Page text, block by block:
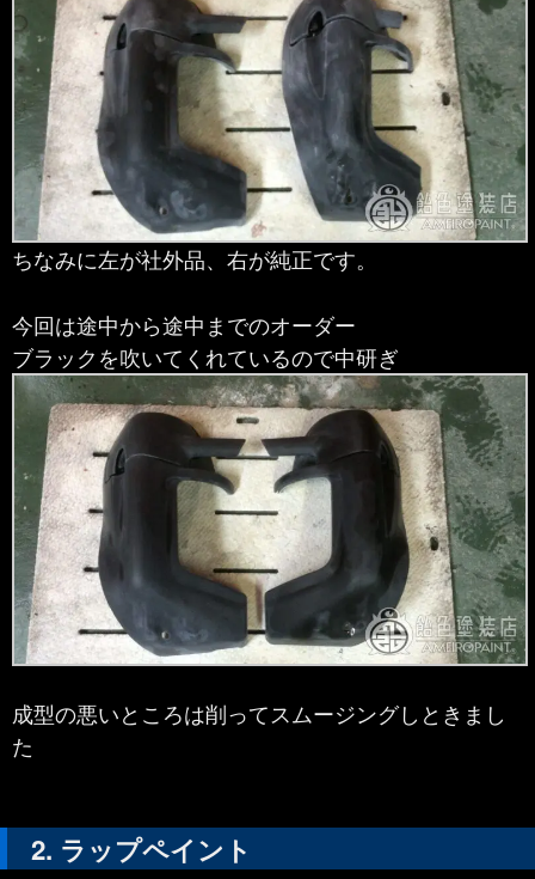
ちなみに左が社外品、右が純正です。
今回は途中から途中までのオーダー
ブラックを吹いてくれているので中研ぎ
成型の悪いところは削ってスムージングしときまし
た
ラップペイント